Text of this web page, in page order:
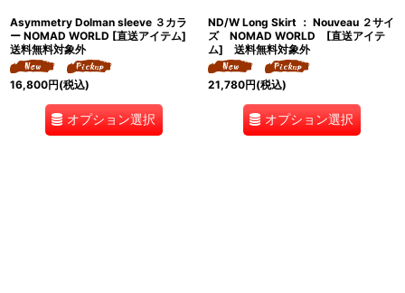
Asymmetry Dolman sleeve ３カラ
ー NOMAD WORLD [直送アイテム]
送料無料対象外
16,800円(税込)
オプション選択
ND/W Long Skirt ： Nouveau ２サイ
ズ NOMAD WORLD [直送アイテ
ム] 送料無料対象外
21,780円(税込)
オプション選択